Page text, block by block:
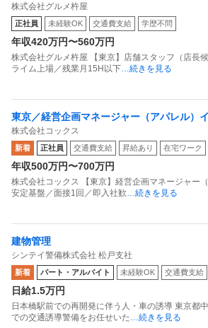
業月15H以下／新店オープン多数
株式会社グルメ杵屋
正社員 未経験OK 交通費支給 学歴不問
年収420万円〜560万円
株式会社グルメ杵屋 【東京】店舗スタッフ（店長
ライム上場／残業月15H以下 …続きを見る
東京／経営企画マネージャー（アパレル）
面接1回／即入社歓迎
株式会社コックス
新着 正社員 交通費支給 昇給あり 在宅ワーク
年収500万円〜700万円
株式会社コックス 【東京】経営企画マネージャー
安定基盤／面接1回／即入社歓 …続きを見る
建物管理
シンテイ警備株式会社 松戸支社
新着 パート・アルバイト 未経験OK 交通費支給
日給1.5万円
日本橋駅前での再開発に伴う人・車の誘導 東京都
での交通誘導警備をお任せいた …続きを見る